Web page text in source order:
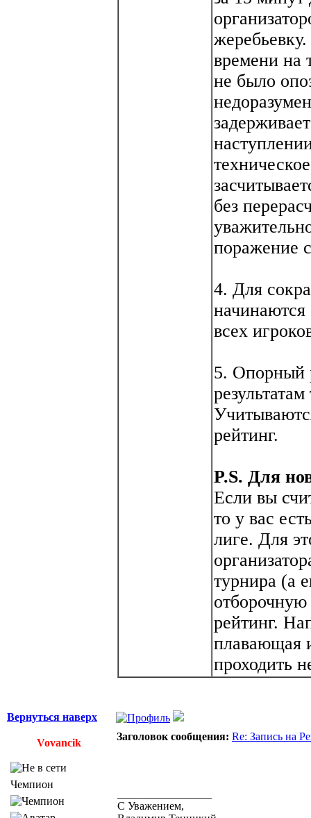
времени на
не было
без
поражение
4. Для
начинаются
всех
5. Опорный
рейтинг.
P.S. Для
Если вы
то у вас
лиге. Для
турнира (а
рейтинг.
плавающая
проходить
Вернуться наверх
Vovancik
Заголовок сообщения: Re: Запись на
Чемпион
С Уважением,